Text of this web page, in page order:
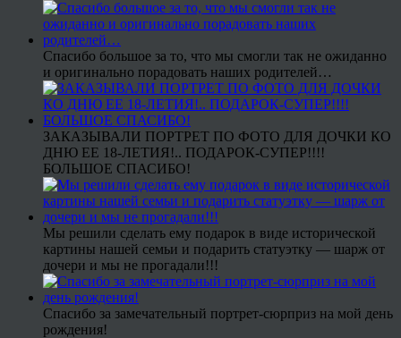
Спасибо большое за то, что мы смогли так не ожиданно
и оригинально порадовать наших родителей…
ЗАКАЗЫВАЛИ ПОРТРЕТ ПО ФОТО ДЛЯ ДОЧКИ КО
ДНЮ ЕЕ 18-ЛЕТИЯ!.. ПОДАРОК-СУПЕР!!!!
БОЛЬШОЕ СПАСИБО!
Мы решили сделать ему подарок в виде исторической
картины нашей семьи и подарить статуэтку — шарж от
дочери и мы не прогадали!!!
Спасибо за замечательный портрет-сюрприз на мой день
рождения!